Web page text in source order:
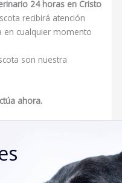
24 horas en Cristo
recibirá atención
cualquier momento
son nuestra
ahora.